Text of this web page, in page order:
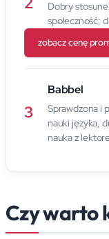
Dobry
społeczność;
zobacz cenę
3
Babbel
Sprawdzona i
nauki języka,
nauka z
Czy warto